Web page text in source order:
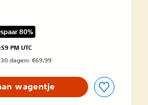
van de oorspronkelijke prijs
80%
PM UTC
dagen: €69,99
wagentje